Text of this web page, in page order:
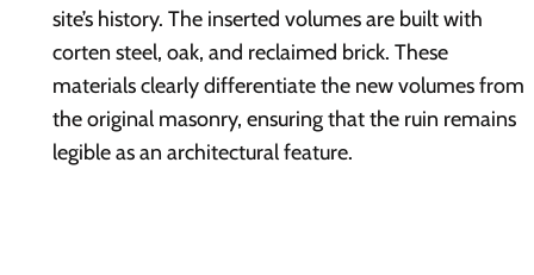
site’s history. The inserted volumes are built with
corten steel, oak, and reclaimed brick. These
materials clearly differentiate the new volumes from
the original masonry, ensuring that the ruin remains
legible as an architectural feature.